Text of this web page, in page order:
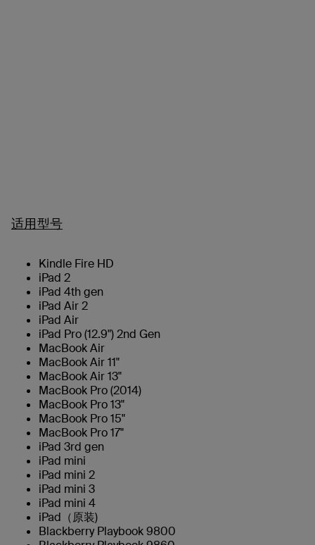
适用型号
Kindle Fire HD
iPad 2
iPad 4th gen
iPad Air 2
iPad Air
iPad Pro (12.9") 2nd Gen
MacBook Air
MacBook Air 11"
MacBook Air 13"
MacBook Pro (2014)
MacBook Pro 13"
MacBook Pro 15"
MacBook Pro 17"
iPad 3rd gen
iPad mini
iPad mini 2
iPad mini 3
iPad mini 4
iPad（原装)
Blackberry Playbook 9800